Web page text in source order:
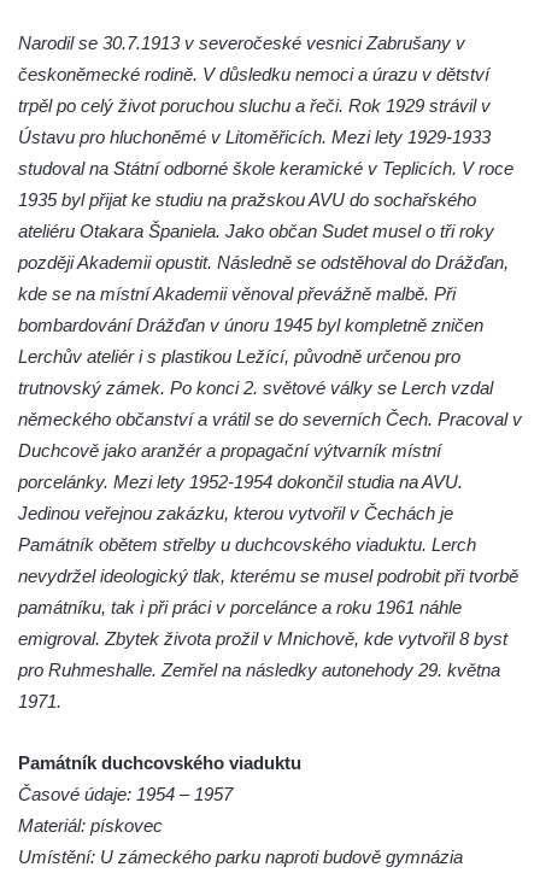
od Mezné
Podstavec v zámecké zahradě v Duchcově
Sousoší dětí u obecního úřadu v Janově
Socha Andromedé u pavilonu Reinerovy
fresky v Duchcově
Socha Amfitrité u pavilonu Reinerovy fresky
v Duchcově
Socha Flóry u pavilonu Reinerovy fresky v
Duchcově
Socha Afrodité u pavilonu Reinerovy fresky
v Duchcově
Pamětní kámen rybníka Barbory v
Duchcově
Delfín na Sfingovém rybníku v zámeckém
parku v Duchcově
Sfinga II. na Sfingovém rybníku v
zámeckém parku v Duchcově
Socha Minervy na nádvoří zámku v
Duchcově
Socha Herkula se saní na nádvoří zámku v
Narodil se 30.7.1913 v severočeské vesnici Zabrušany v
českoněmecké rodině. V důsledku nemoci a úrazu v dětství
trpěl po celý život poruchou sluchu a řeči. Rok 1929 strávil v
Ústavu pro hluchoněmé v Litoměřicích. Mezi lety 1929-1933
studoval na Státní odborné škole keramické v Teplicích. V roce
1935 byl přijat ke studiu na pražskou AVU do sochařského
ateliéru Otakara Španiela. Jako občan Sudet musel o tři roky
později Akademii opustit. Následně se odstěhoval do Drážďan,
kde se na místní Akademii věnoval převážně malbě. Při
bombardování Drážďan v únoru 1945 byl kompletně zničen
Lerchův ateliér i s plastikou Ležící, původně určenou pro
trutnovský zámek. Po konci 2. světové války se Lerch vzdal
německého občanství a vrátil se do severních Čech. Pracoval v
Duchcově jako aranžér a propagační výtvarník místní
porcelánky. Mezi lety 1952-1954 dokončil studia na AVU.
Jedinou veřejnou zakázku, kterou vytvořil v Čechách je
Památník obětem střelby u duchcovského viaduktu. Lerch
nevydržel ideologický tlak, kterému se musel podrobit při tvorbě
památníku, tak i při práci v porcelánce a roku 1961 náhle
emigroval. Zbytek života prožil v Mnichově, kde vytvořil 8 byst
pro Ruhmeshalle. Zemřel na následky autonehody 29. května
1971.
Památník duchcovského viaduktu
Časové údaje: 1954 – 1957
Materiál: pískovec
Umístění: U zámeckého parku naproti budově gymnázia